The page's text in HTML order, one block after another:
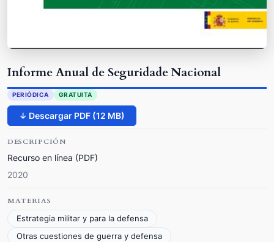
Informe Anual de Seguridade Nacional
PERIÓDICA GRATUITA
↓ Descargar PDF (12 MB)
DESCRIPCIÓN
Recurso en línea (PDF)
2020
MATERIAS
Estrategia militar y para la defensa
Otras cuestiones de guerra y defensa